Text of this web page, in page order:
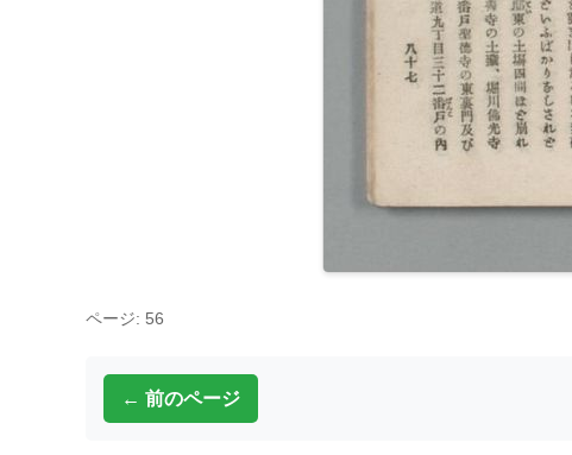
ページ: 56
← 前のページ